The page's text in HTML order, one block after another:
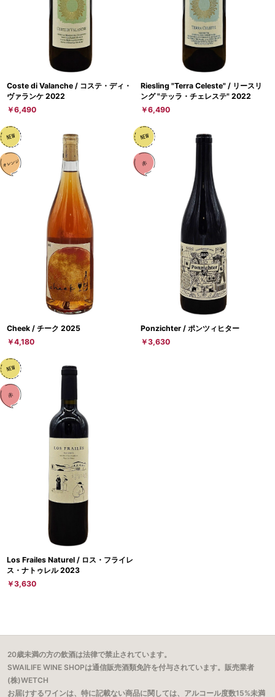
Coste di Valanche / コステ・ディ・
ヴァランケ 2022
￥6,490
Riesling "Terra Celeste" / リースリ
ング "テッラ・チェレステ" 2022
￥6,490
Cheek / チーク 2025
￥4,180
Ponzichter / ポンツィヒター
￥3,630
Los Frailes Naturel / ロス・フライレ
ス・ナトゥレル 2023
￥3,630
20歳未満の方の飲酒は法律で禁止されています。
SWAILIFE WINE SHOPは通信販売酒類免許を付与されています。販売業者
(株)WETCH
お届けするワインは、特に記載ない商品に関しては、アルコール度数15%未満